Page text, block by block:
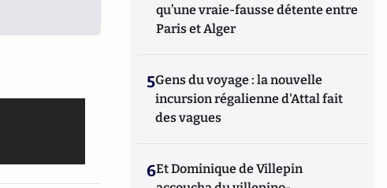
qu’une vraie-fausse détente entre
Paris et Alger
5Gens du voyage : la nouvelle
incursion régalienne d'Attal fait
des vagues
6Et Dominique de Villepin